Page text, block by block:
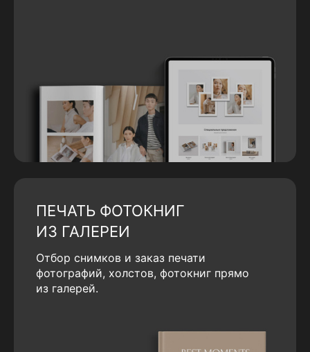
ПЕЧАТЬ ФОТОКНИГ
ИЗ ГАЛЕРЕИ
Отбор снимков и заказ печати
фотографий, холстов, фотокниг прямо
из галерей.